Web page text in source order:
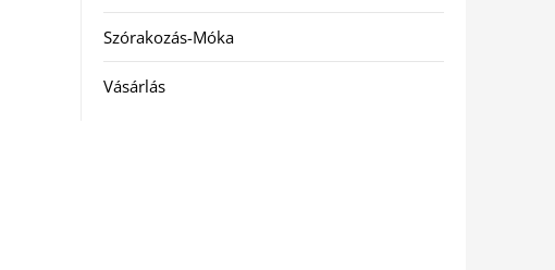
Szórakozás-Móka
Vásárlás